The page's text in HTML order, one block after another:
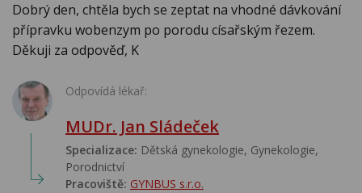
Dobrý den, chtěla bych se zeptat na vhodné dávkování
přípravku wobenzym po porodu císařským řezem.
Děkuji za odpověď, K
Odpovídá lékař:
MUDr. Jan Sládeček
Specializace: Dětská gynekologie, Gynekologie,
Porodnictví
Pracoviště: GYNBUS s.r.o.